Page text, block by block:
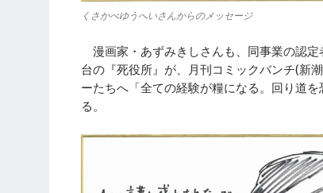
くさかべゆうへいさんからのメッセージ
漫画家・あずみきしさんも、同事業の認定
台の『死役所』が、月刊コミックバンチ(新
ーたちへ「全ての経験が糧になる。回り道
る。